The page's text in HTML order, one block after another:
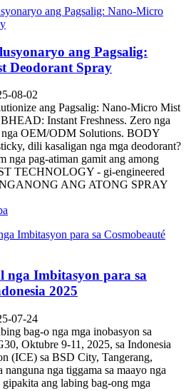
ang Pagsalig:
Deodorant Spray
08-02
ang Pagsalig: Nano-Micro Mist
Instant Freshness. Zero nga
OEM/ODM Solutions. BODY
dili kasaligan nga mga deodorant?
nga pag-atiman gamit ang among
TECHNOLOGY - gi-engineered
NGANONG ANG ATONG SPRAY
nga Imbitasyon para sa
2025
07-24
bag-o nga mga inobasyon sa
Oktubre 9-11, 2025, sa Indonesia
(ICE) sa BSD City, Tangerang,
nanguna nga tiggama sa maayo nga
ang labing bag-ong mga